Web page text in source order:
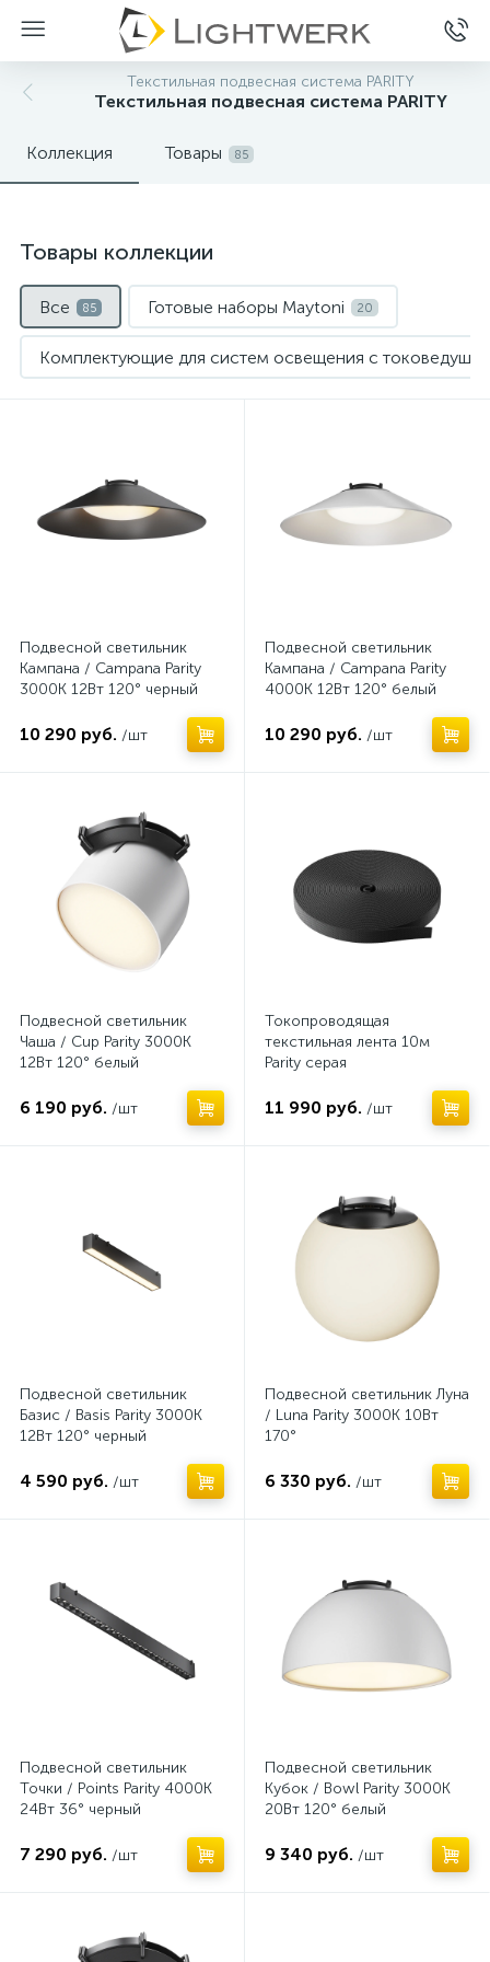
Текстильная подвесная система PARITY
Текстильная подвесная система PARITY
Коллекция Товары 85
Товары коллекции
Все 85 Готовые наборы Maytoni 20
Комплектующие для систем освещения с
Токопроводящая текстильная лента 16
Подвесной светильник
Кампана / Campana Parity
3000K 12Вт 120° черный
10 290 руб. /шт
Подвесной светильник
Кампана / Campana Parity
4000K 12Вт 120° белый
10 290 руб. /шт
Подвесной светильник
Чаша / Cup Parity 3000K
12Вт 120° белый
6 190 руб. /шт
Токопроводящая
текстильная лента 10м
Parity серая
11 990 руб. /шт
Подвесной светильник
Базис / Basis Parity 3000K
12Вт 120° черный
4 590 руб. /шт
Подвесной светильник Луна
/ Luna Parity 3000K 10Вт
170°
6 330 руб. /шт
Подвесной светильник
Точки / Points Parity 4000K
24Вт 36° черный
7 290 руб. /шт
Подвесной светильник
Кубок / Bowl Parity 3000K
20Вт 120° белый
9 340 руб. /шт